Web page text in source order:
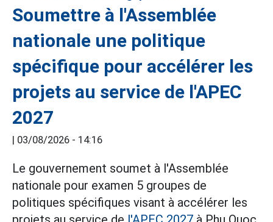
Soumettre à l'Assemblée
nationale une politique
spécifique pour accélérer les
projets au service de l'APEC
2027
| 03/08/2026 - 14:16
Le gouvernement soumet à l'Assemblée
nationale pour examen 5 groupes de
politiques spécifiques visant à accélérer les